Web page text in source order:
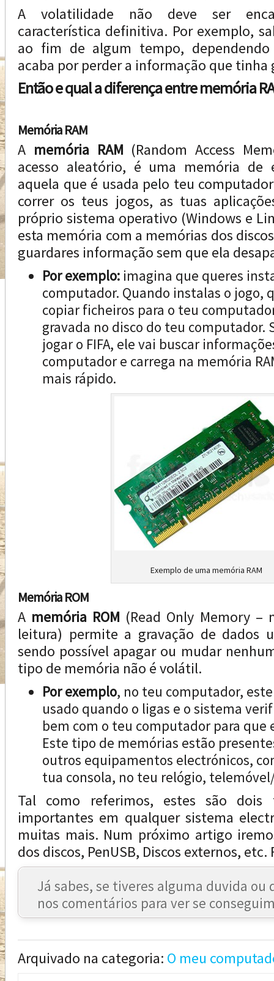
A volatilidade não deve ser
característica definitiva. Por exemplo,
ao fim de algum tempo,
acaba por perder a informação que tinha
Então e qual a diferença entre memória
Memória RAM
A memória RAM (Random Access
acesso aleatório, é uma memória
aquela que é usada pelo teu
correr os teus jogos, as tuas
próprio sistema operativo (Windows e
esta memória com a memórias dos
guardares informação sem que ela
Por exemplo: imagina que queres
computador. Quando instalas o jogo,
copiar ficheiros para o teu
gravada no disco do teu computador.
jogar o FIFA, ele vai buscar
computador e carrega na memória
mais rápido.
Exemplo de uma memória RAM
Memória ROM
A memória ROM (Read Only Memory –
leitura) permite a gravação de dados
sendo possível apagar ou mudar
tipo de memória não é volátil.
Por exemplo, no teu computador,
usado quando o ligas e o sistema
bem com o teu computador para que
Este tipo de memórias estão
outros equipamentos electrónicos,
tua consola, no teu relógio,
Tal como referimos, estes são dois
importantes em qualquer sistema
muitas mais. Num próximo artigo
dos discos, PenUSB, Discos externos,
Já sabes, se tiveres alguma duvida ou
nos comentários para ver se
Arquivado na categoria: O meu